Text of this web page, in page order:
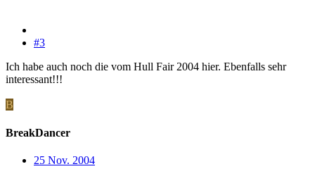
#3
Ich habe auch noch die vom Hull Fair 2004 hier. Ebenfalls sehr
interessant!!!
B
BreakDancer
25 Nov. 2004